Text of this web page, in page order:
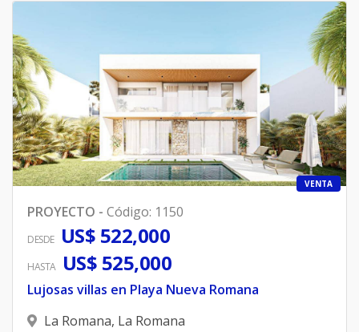
VENTA
PROYECTO - Código: 1150
DESDE US$ 522,000
HASTA US$ 525,000
Lujosas villas en Playa Nueva Romana
La Romana, La Romana